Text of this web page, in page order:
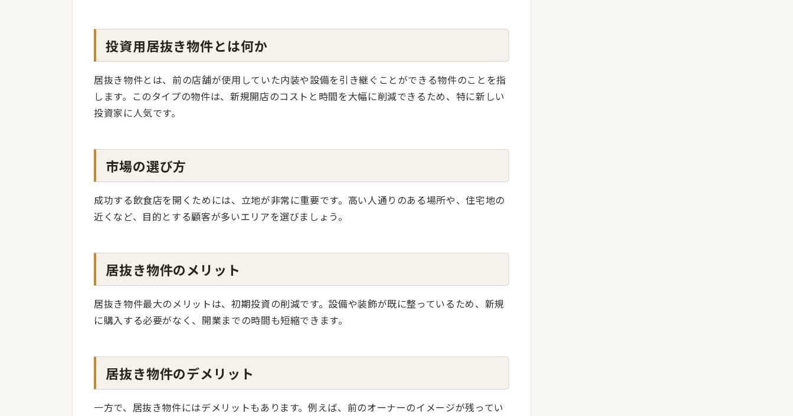
投資用居抜き物件とは何か
居抜き物件とは、前の店舗が使用していた内装や設備を引き継ぐことができる物件のことを指
します。このタイプの物件は、新規開店のコストと時間を大幅に削減できるため、特に新しい
投資家に人気です。
市場の選び方
成功する飲食店を開くためには、立地が非常に重要です。高い人通りのある場所や、住宅地の
近くなど、目的とする顧客が多いエリアを選びましょう。
居抜き物件のメリット
居抜き物件最大のメリットは、初期投資の削減です。設備や装飾が既に整っているため、新規
に購入する必要がなく、開業までの時間も短縮できます。
居抜き物件のデメリット
一方で、居抜き物件にはデメリットもあります。例えば、前のオーナーのイメージが残ってい